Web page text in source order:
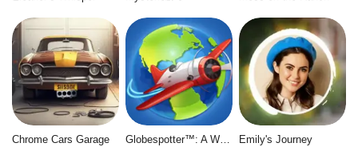
Chrome Cars Garage Globespotter™: A World of Difference™ Emily's Journey